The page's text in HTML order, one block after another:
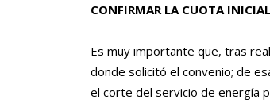
CONFIRMAR LA CUOTA INICIAL
Es muy importante que, tras
donde solicitó el convenio; de
el corte del servicio de energía